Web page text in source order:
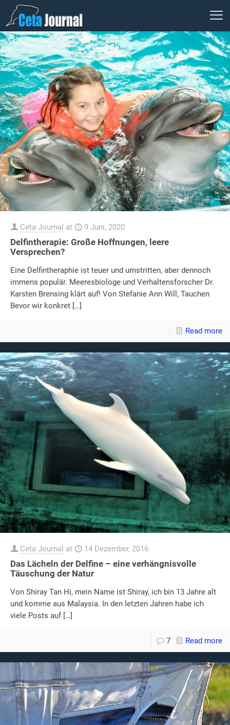
Ceta Journal at 9 Juni, 2020
Delfintherapie: Große Hoffnungen, leere
Versprechen?
Eine Delfintheraphie ist teuer und umstritten, aber dennoch
immens populär. Meeresbiologe und Verhaltensforscher Dr.
Karsten Brensing klärt auf! Von Stefanie Ann Will, Tauchen
Bevor wir konkret […]
Read more
Ceta Journal at 14 Dezember, 2016
Das Lächeln der Delfine – eine verhängnisvolle
Täuschung der Natur
Von Shiray Tan Hi, mein Name ist Shiray, ich bin 13 Jahre alt
und komme aus Malaysia. In den letzten Jahren habe ich
viele Posts auf[…]
7 Read more